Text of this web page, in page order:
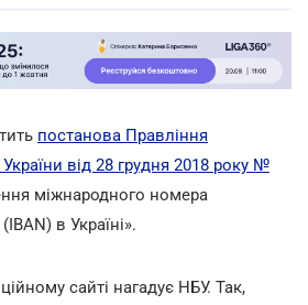
постанова Правління
від 28 грудня 2018 року №
міжнародного номера
в Україні».
сайті нагадує НБУ. Так,